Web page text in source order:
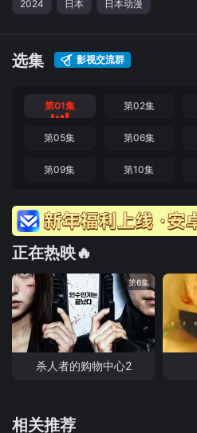
2024 日本 日本动漫
选集 影视交流群
第01集 第02集
第05集 第06集
第09集 第10集
正在热映🔥
第6集
杀人者的购物中心2
相关推荐